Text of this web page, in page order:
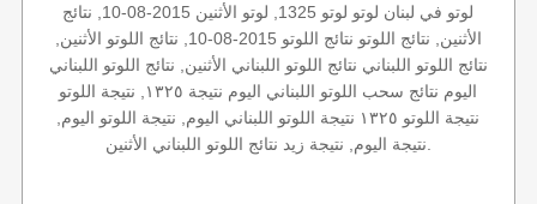
لوتو في لبنان لوتو لوتو 1325, لوتو الأثنين 2015-08-10, نتائج
الأثنين, نتائج اللوتو نتائج اللوتو 2015-08-10, نتائج اللوتو الأثنين,
نتائج اللوتو اللبناني نتائج اللوتو اللبناني الأثنين, نتائج اللوتو اللبناني
اليوم نتائج سحب اللوتو اللبناني اليوم نتيجة ١٣٢٥, نتيجة اللوتو
نتيجة اللوتو ١٣٢٥ نتيجة اللوتو اللبناني اليوم, نتيجة اللوتو اليوم,